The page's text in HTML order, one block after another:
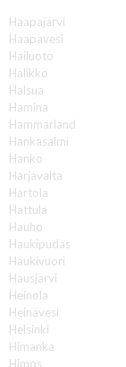
Haapajärvi
Haapavesi
Hailuoto
Halikko
Halsua
Hamina
Hammarland
Hankasalmi
Hanko
Harjavalta
Hartola
Hattula
Hauho
Haukipudas
Haukivuori
Hausjärvi
Heinola
Heinävesi
Helsinki
Himanka
Himos